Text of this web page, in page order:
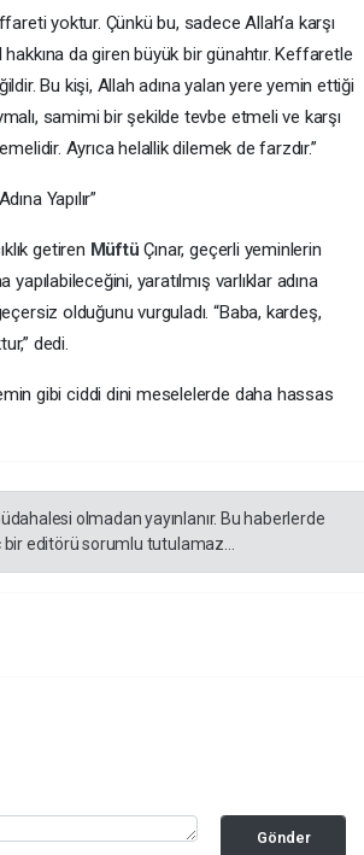
yoktur. Çünkü bu, sadece Allah’a karşı
da giren büyük bir günahtır. Keffaretle
Bu kişi, Allah adına yalan yere yemin ettiği
samimi bir şekilde tevbe etmeli ve karşı
Ayrıca helallik dilemek de farzdır.”
Yapılır”
getiren MüftüÇınar, geçerli yeminlerin
yapılabileceğini, yaratılmış varlıklar adına
olduğunu vurguladı. “Baba, kardeş,
dedi.
gibi ciddi dini meselelerde daha hassas
olmadan yayınlanır. Bu haberlerde
editörü sorumlu tutulamaz...
Gönder